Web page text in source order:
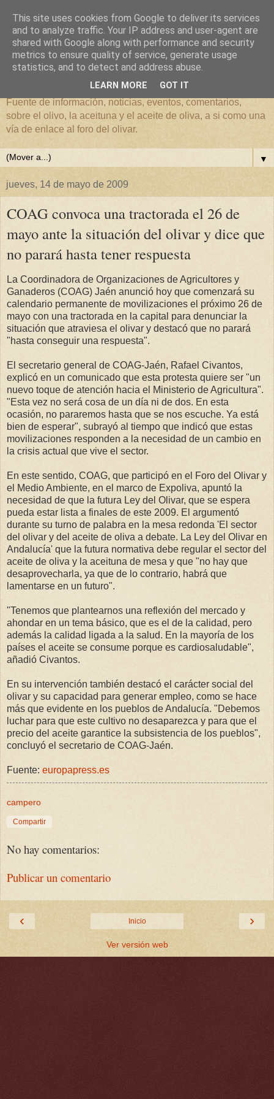
El mundo del Olivar
Fuente de información, noticias, eventos, comentarios,
sobre el olivo, la aceituna y el aceite de oliva, a si como una
vía de enlace al foro del olivar.
▼
jueves, 14 de mayo de 2009
COAG convoca una tractorada el 26 de
mayo ante la situación del olivar y dice que
no parará hasta tener respuesta
La Coordinadora de Organizaciones de Agricultores y
Ganaderos (COAG) Jaén anunció hoy que comenzará su
calendario permanente de movilizaciones el próximo 26 de
mayo con una tractorada en la capital para denunciar la
situación que atraviesa el olivar y destacó que no parará
"hasta conseguir una respuesta".
El secretario general de COAG-Jaén, Rafael Civantos,
explicó en un comunicado que esta protesta quiere ser "un
nuevo toque de atención hacia el Ministerio de Agricultura".
"Esta vez no será cosa de un día ni de dos. En esta
ocasión, no pararemos hasta que se nos escuche. Ya está
bien de esperar", subrayó al tiempo que indicó que estas
movilizaciones responden a la necesidad de un cambio en
la crisis actual que vive el sector.
En este sentido, COAG, que participó en el Foro del Olivar y
el Medio Ambiente, en el marco de Expoliva, apuntó la
necesidad de que la futura Ley del Olivar, que se espera
pueda estar lista a finales de este 2009. El argumentó
durante su turno de palabra en la mesa redonda 'El sector
del olivar y del aceite de oliva a debate. La Ley del Olivar en
Andalucía' que la futura normativa debe regular el sector del
aceite de oliva y la aceituna de mesa y que "no hay que
desaprovecharla, ya que de lo contrario, habrá que
lamentarse en un futuro".
"Tenemos que plantearnos una reflexión del mercado y
ahondar en un tema básico, que es el de la calidad, pero
además la calidad ligada a la salud. En la mayoría de los
países el aceite se consume porque es cardiosaludable",
añadió Civantos.
En su intervención también destacó el carácter social del
olivar y su capacidad para generar empleo, como se hace
más que evidente en los pueblos de Andalucía. "Debemos
luchar para que este cultivo no desaparezca y para que el
precio del aceite garantice la subsistencia de los pueblos",
concluyó el secretario de COAG-Jaén.
Fuente: europapress.es
campero
Compartir
No hay comentarios:
Publicar un comentario
‹ ›
Inicio
Ver versión web
This site uses cookies from Google to deliver its services
and to analyze traffic. Your IP address and user-agent are
shared with Google along with performance and security
metrics to ensure quality of service, generate usage
statistics, and to detect and address abuse.
LEARN MORE GOT IT